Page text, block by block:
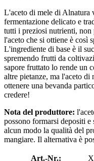
L'aceto di mele di Alnatura
fermentazione delicato e
tutti i preziosi nutrienti, non
l'aceto che si ottiene è così
L'ingrediente di base è il
spremendo frutti da
sapore fruttato lo rende un
altre pietanze, ma l'aceto di
ottenere una bevanda
credere!
Nota del produttore:
possono formarsi depositi
alcun modo la qualità del
mangiare. Il alternativa è
Art.-Nr.: